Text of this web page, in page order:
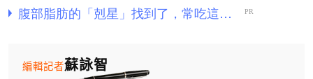
蘇詠智
編輯記者